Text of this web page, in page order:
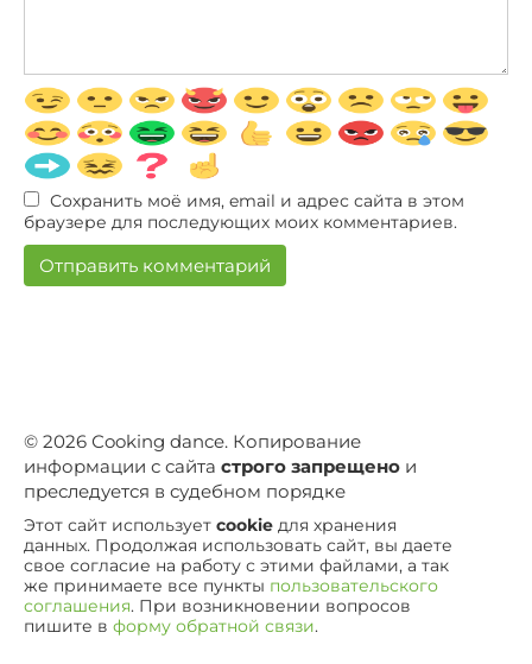
Сохранить моё имя, email и адрес сайта в этом
браузере для последующих моих комментариев.
© 2026 Сooking dance. Копирование
информации с сайта строго запрещено и
преследуется в судебном порядке
Этот сайт использует cookie для хранения
данных. Продолжая использовать сайт, вы даете
свое согласие на работу с этими файлами, а так
же принимаете все пункты пользовательского
соглашения. При возникновении вопросов
пишите в форму обратной связи.